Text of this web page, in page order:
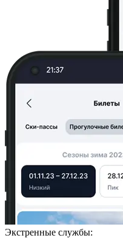
Экстренные службы: